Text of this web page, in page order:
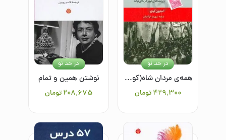
همه‌ی مردان شاه(کودتای 28 مرداد و ریشه های ترور در خاورمیانه)
۴۲۹٬۳۰۰ تومان
در حد نو
نوشتن همین و تمام
۲۰۸٬۶۷۵تومان
در حد نو